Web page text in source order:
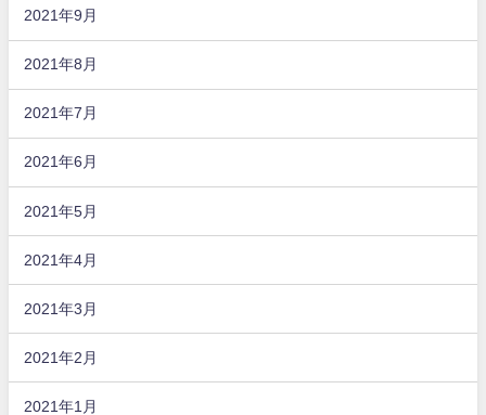
2021年9月
2021年8月
2021年7月
2021年6月
2021年5月
2021年4月
2021年3月
2021年2月
2021年1月